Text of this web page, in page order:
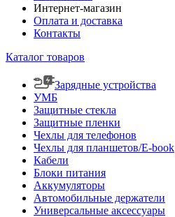
Интернет-магазин
Оплата и доставка
Контакты
Каталог товаров
Зарядные устройства
УМБ
Защитные стекла
Защитные пленки
Чехлы для телефонов
Чехлы для планшетов/E-book
Кабели
Блоки питания
Аккумуляторы
Автомобильные держатели
Универсальные аксессуары